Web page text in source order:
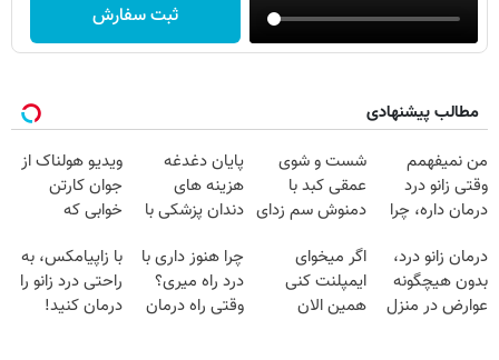
ثبت سفارش
مطالب پیشنهادی
من نمیفهمم
وقتی زانو درد
درمان داره، چرا
تحمل میکنی؟❗
شست و شوی
عمقی کبد با
دمنوش سم زدای
پایان دغدغه
هزینه های
دندان پزشکی با
خانگی
ویدیو هولناک از
جوان کارتن
خوابی که
آموزش رایگان
درمان زانو درد،
بدون هیچگونه
عوارض در منزل
اگر میخوای
ایمپلنت کنی
همین الان
چرا هنوز داری با
درد راه میری؟
وقتی راه درمان
با زاپیامکس، به
راحتی درد زانو را
درمان کنید!